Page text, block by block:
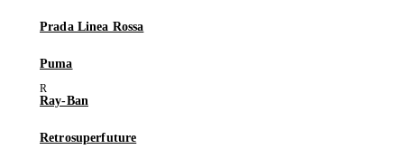
Prada Linea Rossa
Puma
Ray-Ban
Retrosuperfuture